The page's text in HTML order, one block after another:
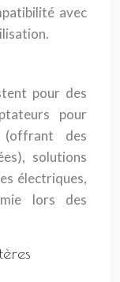
avec
pour des
pour
(offrant des
solutions
électriques,
lors des